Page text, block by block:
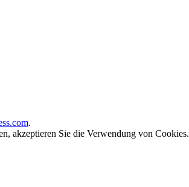
.
akzeptieren Sie die Verwendung von Cookies.